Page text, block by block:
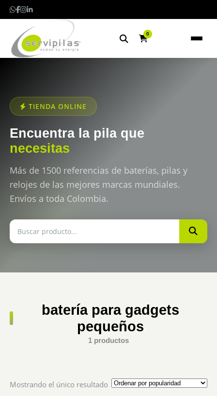
0
TIENDA ONLINE
Encuentra la pila que
necesitas
Más de 1500 referencias de baterías, pilas y
relojes de las mejores marcas mundiales.
Envíos a toda Colombia.
batería para gadgets
pequeños
1 productos
Mostrando el único resultado